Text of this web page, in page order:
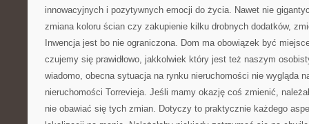
innowacyjnych i pozytywnych emocji do życia. Nawet nie
zmiana koloru ścian czy zakupienie kilku drobnych dodatków,
Inwencja jest bo nie ograniczona. Dom ma obowiązek być
czujemy się prawidłowo, jakkolwiek który jest też naszym
wiadomo, obecna sytuacja na rynku nieruchomości nie wygląda
nieruchomości Torrevieja. Jeśli mamy okazję coś zmienić,
nie obawiać się tych zmian. Dotyczy to praktycznie każdego